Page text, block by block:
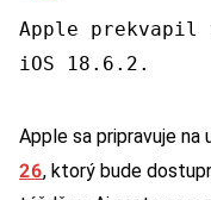
Apple prekvapil
iOS 18.6.2.
Apple sa pripravuje
26, ktorý bude